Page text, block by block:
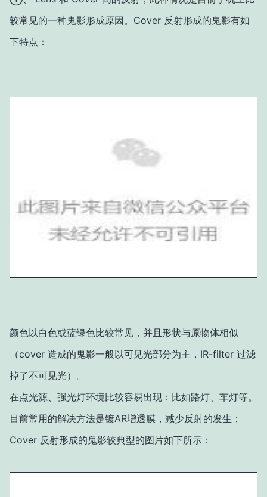
较常见的一种鬼影形成原因。Cover 反射形成的鬼影有如
下特点：
颜色以白色或蓝绿色比较常见，并且形状与原物体相似
（cover 造成的鬼影一般以可见光部分为主，IR-filter 过滤
掉了不可见光）。
在点光源、强光灯环境比较容易出现：比如路灯、车灯等。
目前常用的解决方法是镀AR增透膜，减少反射的发生；
Cover 反射形成的鬼影较典型的图片如下所示：